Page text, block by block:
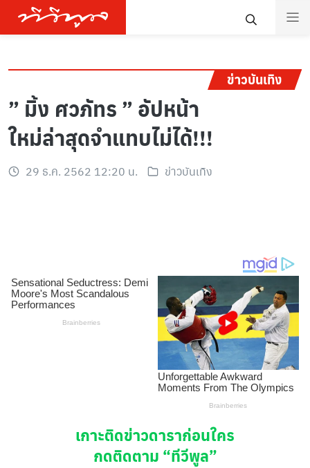
ข่าวบันเทิง
” มิ้ง ศวภัทร ” อัปหน้า
ใหม่ล่าสุดจำแทบไม่ได้!!!
29 ธ.ค. 2562 12:20 น. ข่าวบันเทิง
เกาะติดข่าวดาราก่อนใคร
กดติดตาม “ทีวีพูล”